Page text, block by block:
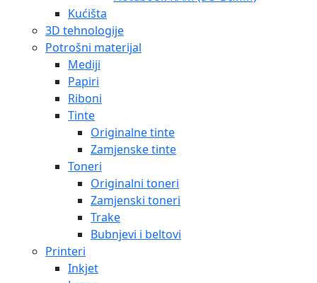
Kućišta
3D tehnologije
Potrošni materijal
Mediji
Papiri
Riboni
Tinte
Originalne tinte
Zamjenske tinte
Toneri
Originalni toneri
Zamjenski toneri
Trake
Bubnjevi i beltovi
Printeri
Inkjet